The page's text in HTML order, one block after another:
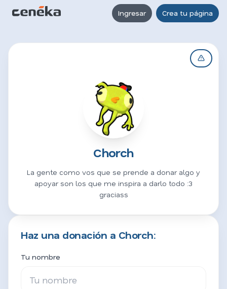
Ingresar Crea tu página
Chorch
La gente como vos que se prende a donar algo y
apoyar son los que me inspira a darlo todo :3
graciass
Haz una donación a Chorch:
Tu nombre